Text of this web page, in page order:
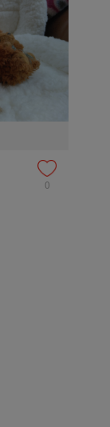
。
北海
特例
。
0